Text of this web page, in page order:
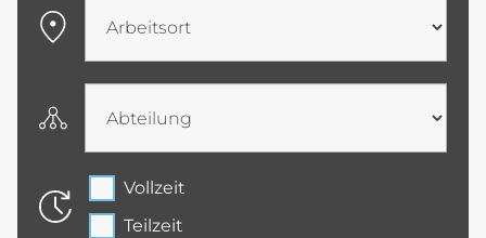
Arbeitsort
Abteilung
Vollzeit
Teilzeit